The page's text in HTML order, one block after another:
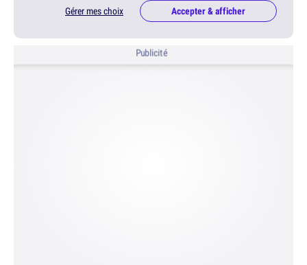
Gérer mes choix Accepter & afficher
Publicité